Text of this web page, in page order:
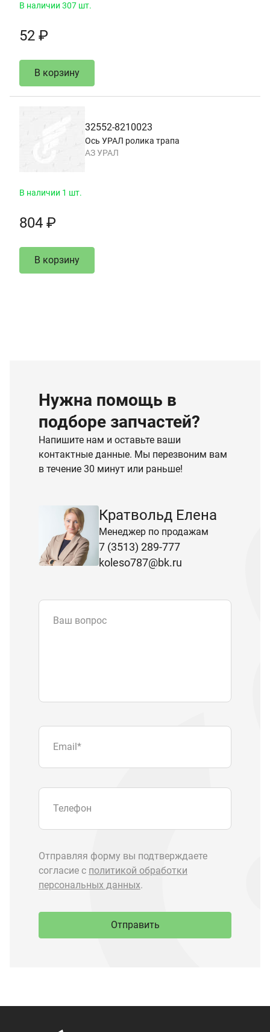
В наличии 307 шт.
52 ₽
В корзину
32552-8210023
Ось УРАЛ ролика трапа
АЗ УРАЛ
В наличии 1 шт.
804 ₽
В корзину
Нужна помощь в
подборе запчастей?
Напишите нам и оставьте ваши
контактные данные. Мы перезвоним вам
в течение 30 минут или раньше!
Кратвольд Елена
Менеджер по продажам
7 (3513) 289-777
koleso787@bk.ru
Ваш вопрос
Запчасти Урал
Запчасти Камаз
Спецпредложения